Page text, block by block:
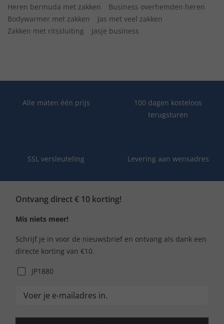
Heren bermuda met zakken
Business overhemden heren
Bodywarmer met zakken
Jas met veel zakken
Zakken met ritssluiting
Jasje business
Alle maten één prijs
100 dagen kosteloos
terugsturen
SSL versleuteling Levering aan wensadres
Ontvang direct € 10 korting!
Mis niets meer!
Schrijf je in voor de nieuwsbrief en ontvang als dank een
directe korting van €10.
JP1880